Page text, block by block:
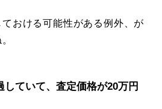
おける可能性がある例外、が
していて、査定価格が20万円